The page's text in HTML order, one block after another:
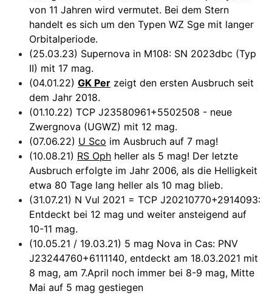
von 11 Jahren wird vermutet. Bei dem Stern
handelt es sich um den Typen WZ Sge mit langer
Orbitalperiode.
(25.03.23) Supernova in M108: SN 2023dbc (Typ
II) mit 17 mag.
(04.01.22) GK Per zeigt den ersten Ausbruch seit
dem Jahr 2018.
(01.10.22) TCP J23580961+5502508 - neue
Zwergnova (UGWZ) mit 12 mag.
(07.06.22) U Sco im Ausbruch auf 7 mag!
(10.08.21) RS Oph heller als 5 mag! Der letzte
Ausbruch erfolgte im Jahr 2006, als die Helligkeit
etwa 80 Tage lang heller als 10 mag blieb.
(31.07.21) N Vul 2021 = TCP J20210770+2914093:
Entdeckt bei 12 mag und weiter ansteigend auf
10-11 mag.
(10.05.21 / 19.03.21) 5 mag Nova in Cas: PNV
J23244760+6111140, entdeckt am 18.03.2021 mit
8 mag, am 7.April noch immer bei 8-9 mag, Mitte
Mai auf 5 mag gestiegen